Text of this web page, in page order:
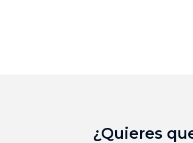
¿Quieres